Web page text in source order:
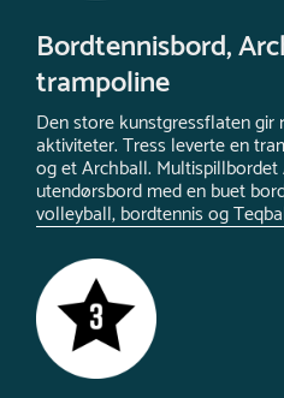
Bordtennisbord,
trampoline
Den store kunstgressflaten
aktiviteter. Tress leverte en
og et Archball.
utendørsbord med en buet
volleyball, bordtennis og